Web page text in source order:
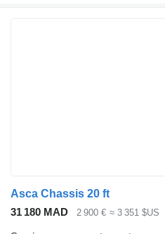
Asca Chassis 20 ft
31 180 MAD
2 900 € ≈ 3 351 $US